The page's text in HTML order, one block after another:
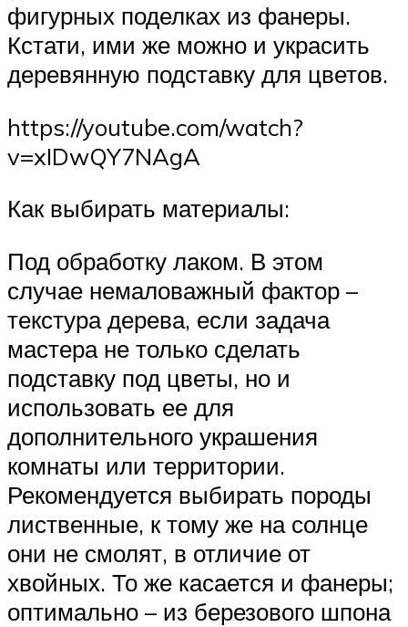
фигурных поделках из фанеры.
Кстати, ими же можно и украсить
деревянную подставку для цветов.
https://youtube.com/watch?
v=xIDwQY7NAgA
Как выбирать материалы:
Под обработку лаком. В этом
случае немаловажный фактор –
текстура дерева, если задача
мастера не только сделать
подставку под цветы, но и
использовать ее для
дополнительного украшения
комнаты или территории.
Рекомендуется выбирать породы
лиственные, к тому же на солнце
они не смолят, в отличие от
хвойных. То же касается и фанеры;
оптимально – из березового шпона